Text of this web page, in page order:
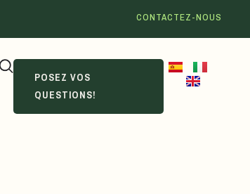
CONTACTEZ-NOUS
POSEZ VOS
QUESTIONS!